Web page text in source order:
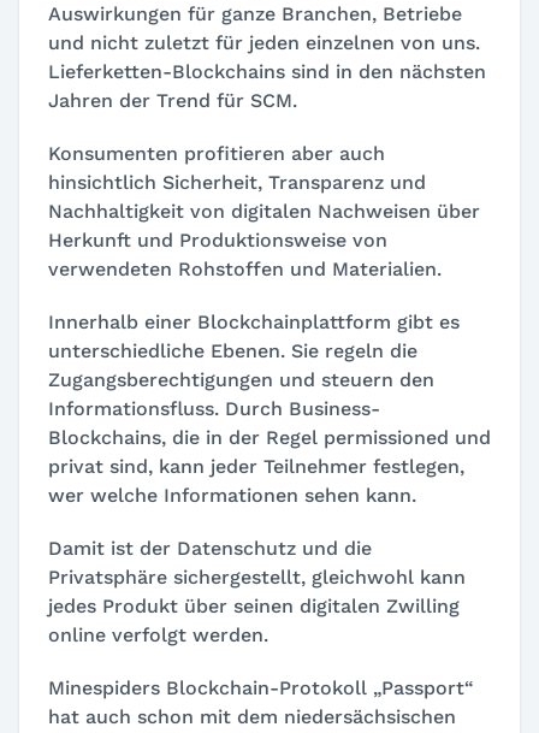
Auswirkungen für ganze Branchen, Betriebe
und nicht zuletzt für jeden einzelnen von uns.
Lieferketten-Blockchains sind in den nächsten
Jahren der Trend für SCM.
Konsumenten profitieren aber auch
hinsichtlich Sicherheit, Transparenz und
Nachhaltigkeit von digitalen Nachweisen über
Herkunft und Produktionsweise von
verwendeten Rohstoffen und Materialien.
Innerhalb einer Blockchainplattform gibt es
unterschiedliche Ebenen. Sie regeln die
Zugangsberechtigungen und steuern den
Informationsfluss. Durch Business-
Blockchains, die in der Regel permissioned und
privat sind, kann jeder Teilnehmer festlegen,
wer welche Informationen sehen kann.
Damit ist der Datenschutz und die
Privatsphäre sichergestellt, gleichwohl kann
jedes Produkt über seinen digitalen Zwilling
online verfolgt werden.
Minespiders Blockchain-Protokoll „Passport“
hat auch schon mit dem niedersächsischen